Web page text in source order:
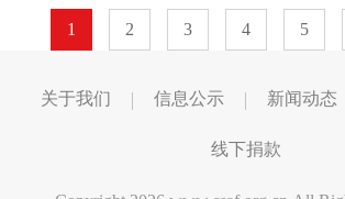
1 2 3 4 5
关于我们 信息公示 新闻动态
线下捐款